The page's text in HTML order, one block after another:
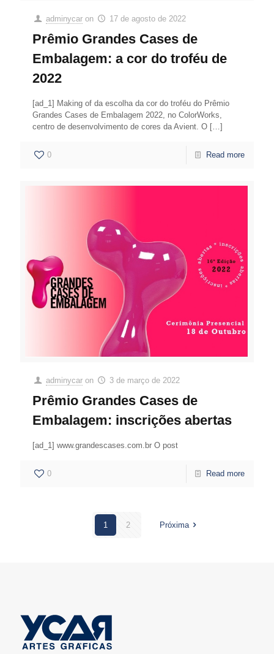
adminycar on 17 de agosto de 2022
Prêmio Grandes Cases de
Embalagem: a cor do troféu de
2022
[ad_1] Making of da escolha da cor do troféu do Prêmio
Grandes Cases de Embalagem 2022, no ColorWorks,
centro de desenvolvimento de cores da Avient. O […]
0 Read more
adminycar on 3 de março de 2022
Prêmio Grandes Cases de
Embalagem: inscrições abertas
[ad_1] www.grandescases.com.br O post
0 Read more
1 2 Próxima